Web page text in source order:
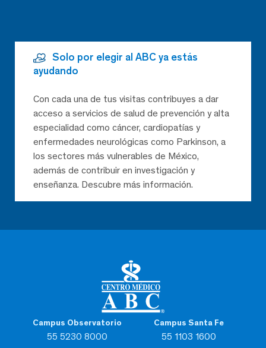
Campus Observatorio
55 5230 8000
Campus Santa Fe
55 1103 1600
Solo por elegir al ABC ya estás
ayudando
Con cada una de tus visitas contribuyes a dar
acceso a servicios de salud de prevención y alta
especialidad como cáncer, cardiopatías y
enfermedades neurológicas como Parkinson, a
los sectores más vulnerables de México,
además de contribuir en investigación y
enseñanza. Descubre más información.